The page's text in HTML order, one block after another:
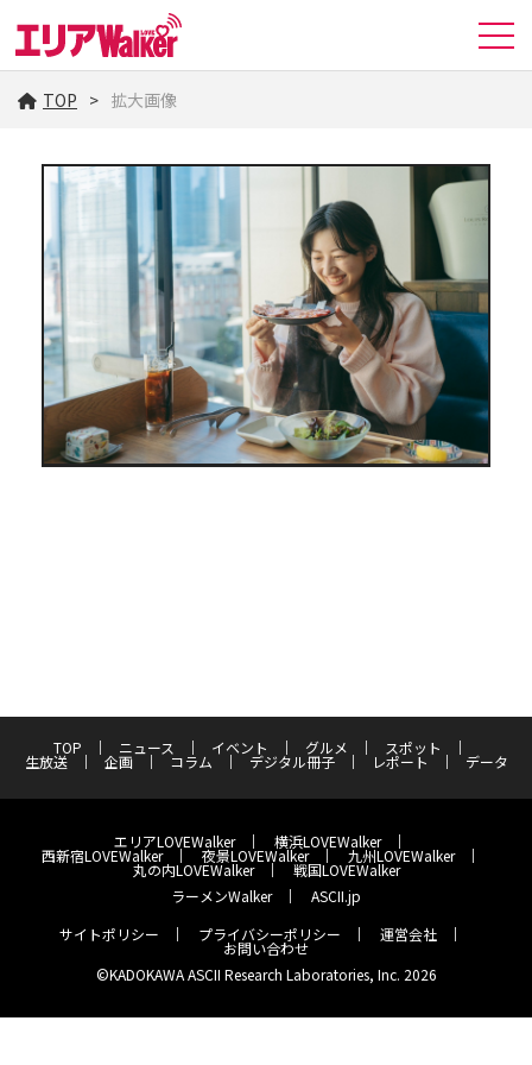
TOP 拡大画像
TOP ニュース イベント グルメ スポット
生放送 企画 コラム デジタル冊子 レポート データ
エリアLOVEWalker 横浜LOVEWalker
西新宿LOVEWalker 夜景LOVEWalker 九州LOVEWalker
丸の内LOVEWalker
戦国LOVEWalker
ラーメンWalker
ASCII.jp
サイトポリシー
プライバシーポリシー 運営会社
お問い合わせ
©KADOKAWA ASCII Research Laboratories, Inc. 2026